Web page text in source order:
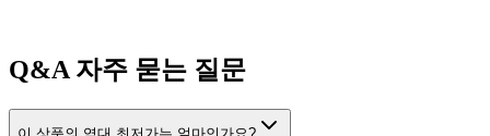
Q&A 자주 묻는 질문